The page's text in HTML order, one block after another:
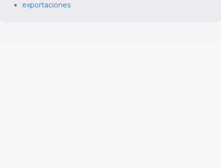
exportaciones